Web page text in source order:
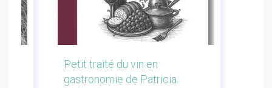
Petit traité du vin en
gastronomie de Patricia